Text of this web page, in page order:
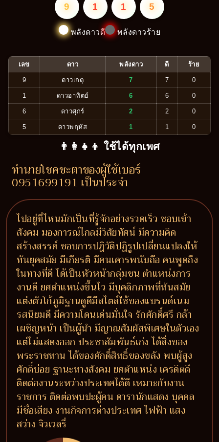
9 1 1 5
พลังดาวดี พลังดาวร้าย
เลข ดาว พลังดาว ดี ร้าย
9 ดาวเกตุ 7 7 0
1 ดาวอาทิตย์ 6 6 0
6 ดาวศุกร์ 2 2 0
5 ดาวพฤหัส 1 1 0
👨‍👩‍👧‍👦 ใช้ได้ทุกเพศ
ทำนายโชคชะตาของผู้ใช้เบอร์
0951699191 เป็นประจำ
ไปอยู่ที่ไหนมักเป็นที่รู้จักอย่างรวดเร็ว ชอบเข้า
สังคม มองการณ์ไกลมีวิสัยทัศน์ มีความคิด
สร้างสรรค์ ชอบการปฎิวัติปฎิรูปเปลี่ยนแปลงให้
ทันยุคสมัย มีเกียรติ มีคนเคารพนับถือ คนพูดถึง
ในทางที่ดี ได้เป็นหัวหน้ากลุ่มชน ตำแหน่งการ
งานดี ยศตำแหน่งขึ้นไว มีบุคลิกภาพที่ทันสมัย
แต่งตัวโก้ภูมิฐานดูดีมีสไตล์ใช้ของแบรนด์เนม
รสนิยมดี มีความโดนเด่นมั่นใจ รักศักดิ์ศรี กล้า
เผชิญหน้า เป็นผู้นำ มีญาณสัมผัสพิเศษในตัวเอง
แต่ไม่แสดงออก ประชาสัมพันธ์เก่ง ได้สิ่งของ
พระราชทาน ได้ของศักดิ์สิทธิ์ของขลัง พบผู้สูง
ศักดิ์บ่อย ฐานะทางสังคม ยศตำแหน่ง เครดิตดี
ติดต่องานระหว่างประเทศได้ดี เหมาะกับงาน
ราชการ ติดต่อพบปะผู้คน ดารานักแสดง บุคคล
มีชื่อเสียง งานกิจการต่างประเทศ ไฟฟ้า แสง
สว่าง จิวเวลรี่